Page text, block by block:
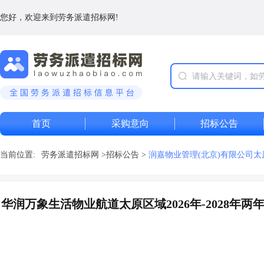
您好，欢迎来到劳务派遣招标网!
首页 采购意向 招标公告
当前位置: 劳务派遣招标网 >招标公告 > 润嘉物业管理(北京)有限公司
润万象生活物业航道太原区域2026年-2028年两